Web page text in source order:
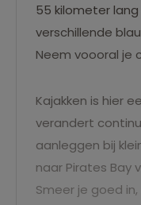
55 kilometer
verschillende
Neem voooral je
Kajakken is hier
verandert
aanleggen bij
naar Pirates Bay
Smeer je goed